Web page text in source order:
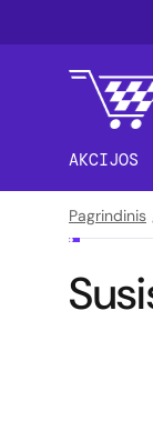
AKCIJOS
Pagrindinis